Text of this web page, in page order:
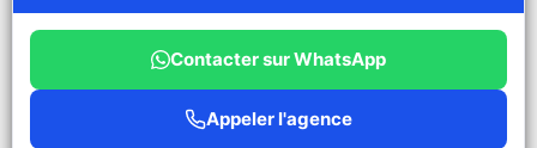
Contacter sur WhatsApp
Appeler l'agence